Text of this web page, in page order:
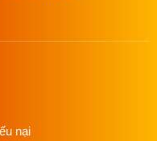
nại